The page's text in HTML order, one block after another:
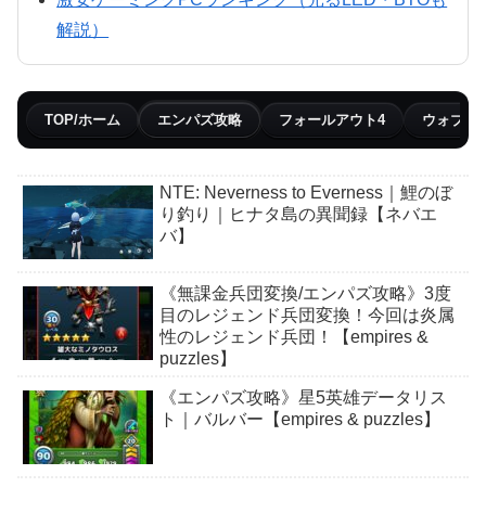
解説）
TOP/ホーム エンパズ攻略 フォールアウト4 ウォブリ
NTE: Neverness to Everness｜鯉のぼ
り釣り｜ヒナタ島の異聞録【ネバエ
バ】
《無課金兵団変換/エンパズ攻略》3度
目のレジェンド兵団変換！今回は炎属
性のレジェンド兵団！【empires &
puzzles】
《エンパズ攻略》星5英雄データリス
ト｜バルバー【empires & puzzles】